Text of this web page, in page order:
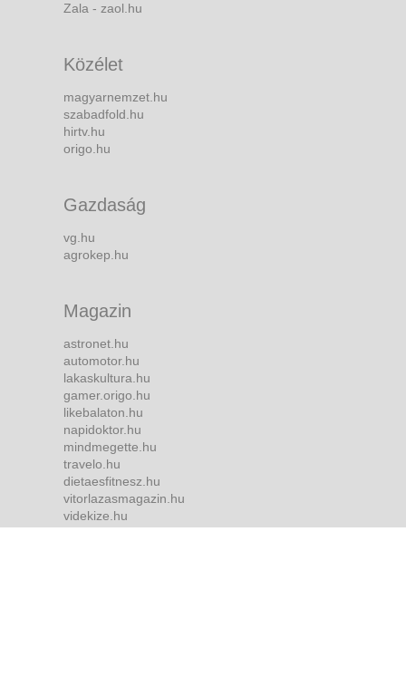
Zala - zaol.hu
Közélet
magyarnemzet.hu
szabadfold.hu
hirtv.hu
origo.hu
Gazdaság
vg.hu
agrokep.hu
Magazin
astronet.hu
automotor.hu
lakaskultura.hu
gamer.origo.hu
likebalaton.hu
napidoktor.hu
mindmegette.hu
travelo.hu
dietaesfitnesz.hu
vitorlazasmagazin.hu
videkize.hu